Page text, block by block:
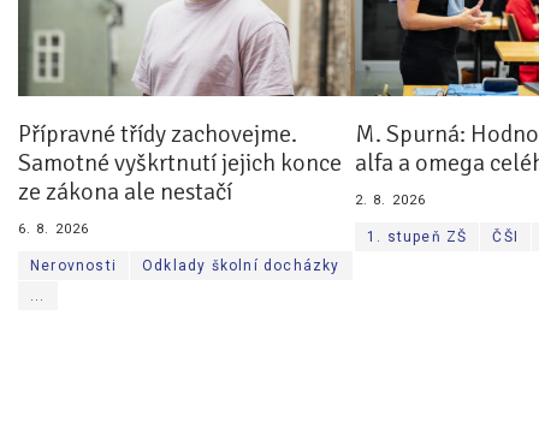
Přípravné třídy zachovejme.
Samotné vyškrtnutí jejich konce
ze zákona ale nestačí
6. 8. 2026
Nerovnosti
Odklady školní docházky
...
M. Spurná:
alfa a omega
2. 8. 2026
1. stupeň ZŠ ČŠI